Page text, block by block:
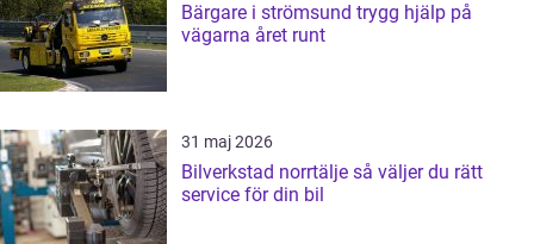
Bärgare i strömsund trygg hjälp på
vägarna året runt
31 maj 2026
Bilverkstad norrtälje så väljer du rätt
service för din bil